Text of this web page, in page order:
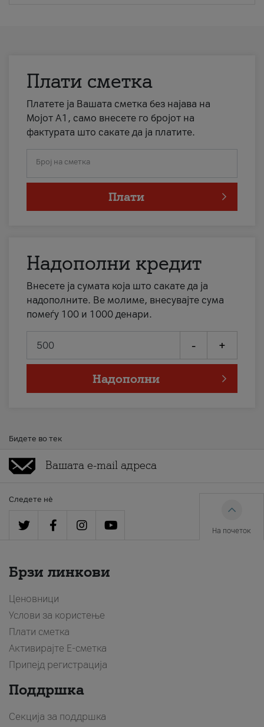
Плати сметка
Платете ја Вашата сметка без најава на
Мојот А1, само внесете го бројот на
фактурата што сакате да ја платите.
Број на сметка
Плати
Надополни кредит
Внесете ја сумата која што сакате да ја
надополните. Ве молиме, внесувајте сума
помеѓу 100 и 1000 денари.
- +
Надополни
Бидете во тек
Следете нè
На почеток
Брзи линкови
Ценовници
Услови за користење
Плати сметка
Активирајте Е-сметка
Припејд регистрација
Поддршка
Секција за поддршка